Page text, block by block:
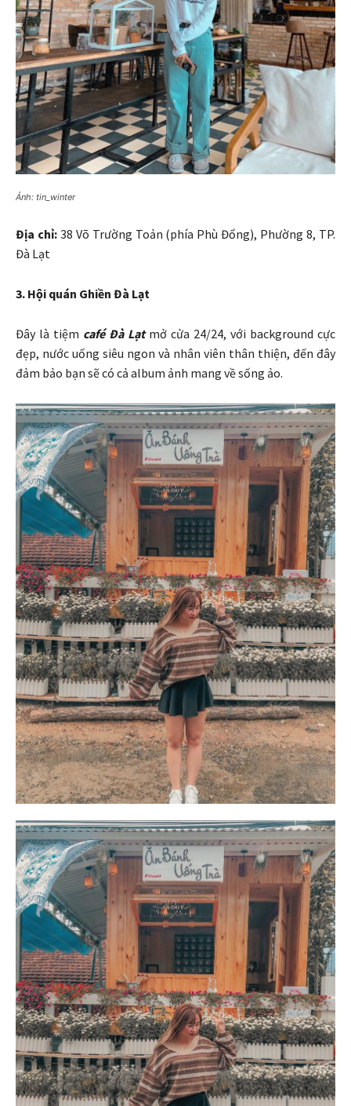
Ảnh: tin_winter
Địa chỉ:38 Võ Trường Toản (phía Phù Đổng), Phường 8, TP.
Đà Lạt
3. Hội quán Ghiền Đà Lạt
Đây là tiệm café Đà Lạtmở cửa 24/24, với background cực
đẹp, nước uống siêu ngon và nhân viên thân thiện, đến đây
đảm bảo bạn sẽ có cả album ảnh mang về sống ảo.